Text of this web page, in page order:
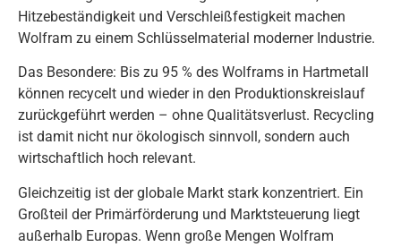
Hitzebeständigkeit und Verschleißfestigkeit machen
Wolfram zu einem Schlüsselmaterial moderner Industrie.
Das Besondere: Bis zu 95 % des Wolframs in Hartmetall
können recycelt und wieder in den Produktionskreislauf
zurückgeführt werden – ohne Qualitätsverlust. Recycling
ist damit nicht nur ökologisch sinnvoll, sondern auch
wirtschaftlich hoch relevant.
Gleichzeitig ist der globale Markt stark konzentriert. Ein
Großteil der Primärförderung und Marktsteuerung liegt
außerhalb Europas. Wenn große Mengen Wolfram